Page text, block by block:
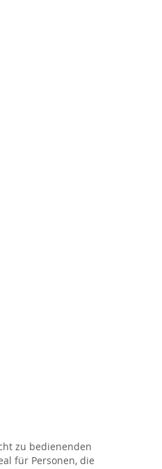
zu bedienenden
für Personen, die